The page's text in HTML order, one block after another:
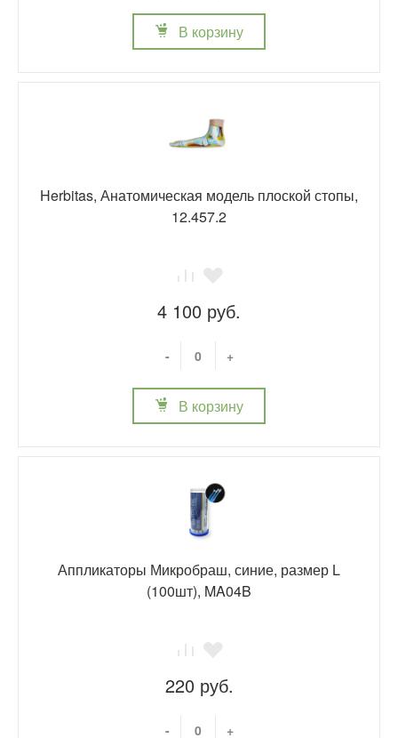
В корзину
Herbitas, Анатомическая модель плоской стопы,
12.457.2
4 100 руб.
- +
В корзину
Аппликаторы Микробраш, синие, размер L
(100шт), MA04B
220 руб.
- +